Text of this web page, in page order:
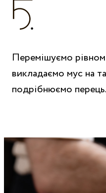
Перемішуємо
викладаємо мус на
подрібнюємо перець.